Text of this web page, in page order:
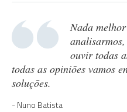
Nada
ouvir todas
todas as opiniões vamos
soluções.
Nuno Batista